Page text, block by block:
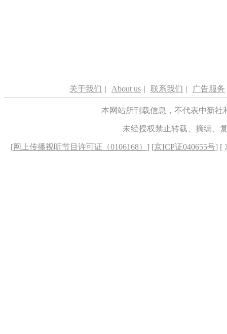
关于我们 | About us | 联系我们 | 广告服务
本网站所刊载信息，不代表中新
未经授权禁止转载、摘编、
[网上传播视听节目许可证（0106168） ] [京ICP证040655号] [